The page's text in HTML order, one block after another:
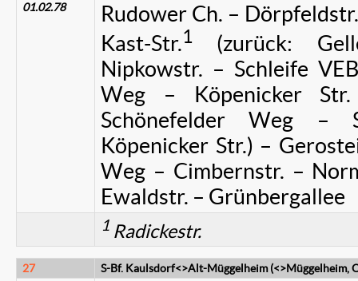
01.02.78
Rudower Ch. –
Kast-Str.1 (zurück:
Nipkowstr. – Schleife
Weg – Köpenicker
Schönefelder Weg –
Köpenicker Str.) –
Weg – Cimbernstr. –
Ewaldstr. – Grünbergallee
1 Radickestr.
27
S-Bf. Kaulsdorf<>Alt-Müggelheim (<>Müggelheim,